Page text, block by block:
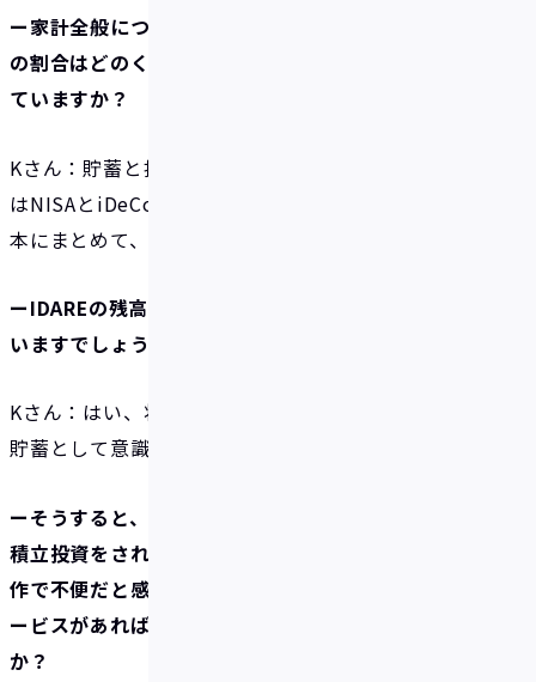
ー家計全般についてですが、資産全体で貯蓄と投資
の割合はどのくらいですか？また、投資は何をされ
ていますか？
Kさん：貯蓄と投資は大体半分ずつくらいです。投資
はNISAとiDeCoをしています。オール・カントリー1
本にまとめて、シンプルに毎月積み立てています。
ーIDAREの残高は資産全体のなかで貯蓄に位置づけて
いますでしょうか？
Kさん：はい、将来のために置いている残高なので、
貯蓄として意識していますね。
ーそうすると、IDAREで積立貯蓄、NISAやiDeCoで
積立投資をされているわけですね。IDAREのアプリ操
作で不便だと感じる点、「もっとこういう機能やサ
ービスがあれば便利なのに」といった点はあります
か？